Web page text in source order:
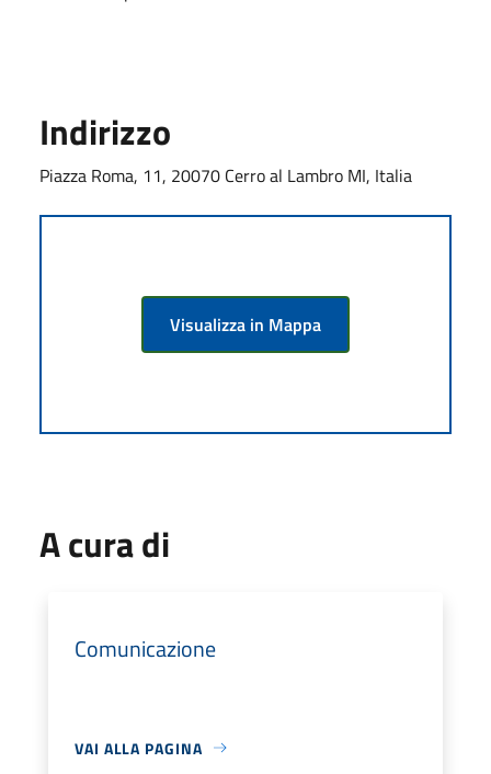
Indirizzo
Piazza Roma, 11, 20070 Cerro al Lambro MI, Italia
Visualizza in Mappa
A cura di
Comunicazione
VAI ALLA PAGINA